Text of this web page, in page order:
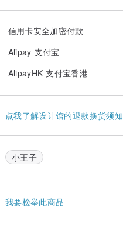
信用卡安全加密付款
Alipay 支付宝
AlipayHK 支付宝香港
点我了解设计馆的退款换货须知
小王子
我要检举此商品